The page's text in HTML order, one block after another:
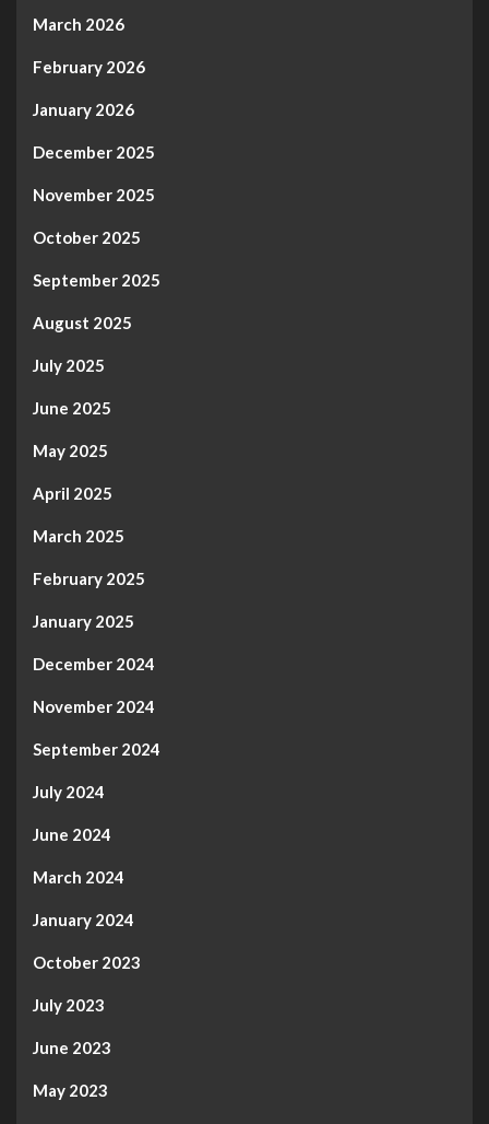
March 2026
February 2026
January 2026
December 2025
November 2025
October 2025
September 2025
August 2025
July 2025
June 2025
May 2025
April 2025
March 2025
February 2025
January 2025
December 2024
November 2024
September 2024
July 2024
June 2024
March 2024
January 2024
October 2023
July 2023
June 2023
May 2023